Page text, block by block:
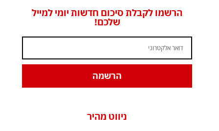
הרשמו לקבלת סיכום חדשות יומי למייל
שלכם!
הרשמה
ניווט מהיר